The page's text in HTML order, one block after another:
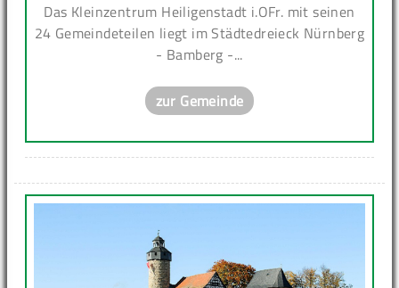
Das Kleinzentrum Heiligenstadt i.OFr. mit seinen
24 Gemeindeteilen liegt im Städtedreieck Nürnberg
- Bamberg -...
zur Gemeinde